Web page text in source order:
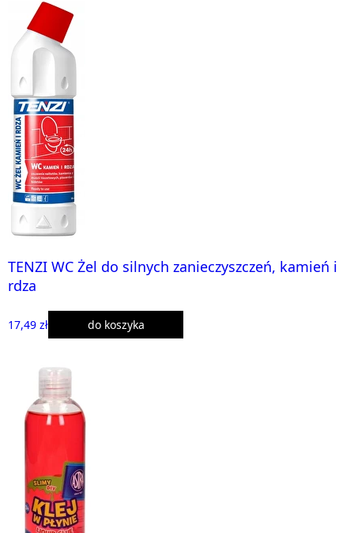
TENZI WC Żel do silnych zanieczyszczeń, kamień i
rdza
17,49 zł do koszyka